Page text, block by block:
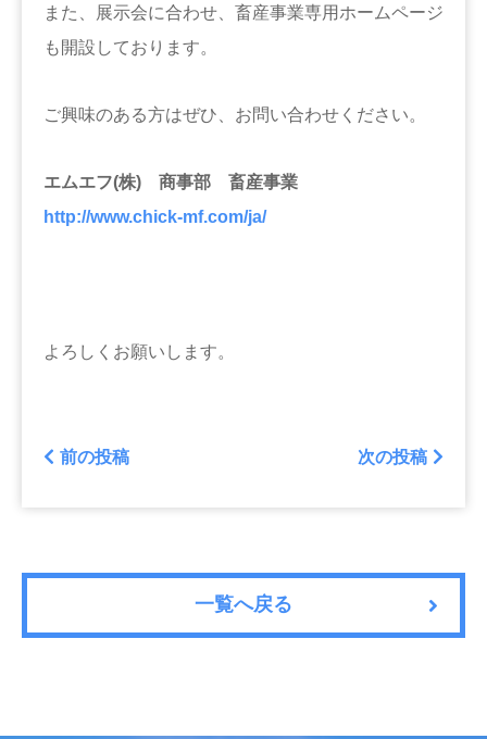
また、展示会に合わせ、畜産事業専用ホームページ
も開設しております。
ご興味のある方はぜひ、お問い合わせください。
エムエフ(株) 商事部 畜産事業
http://www.chick-mf.com/ja/
よろしくお願いします。
前の投稿 次の投稿
一覧へ戻る